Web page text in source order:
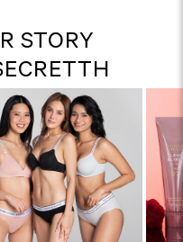
STORY